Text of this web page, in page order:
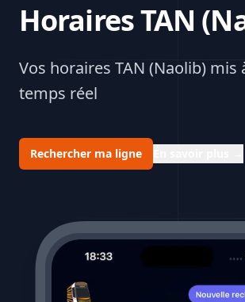
Horaires TAN
Vos horaires TAN (Naolib) mis
temps réel
Rechercher ma ligne